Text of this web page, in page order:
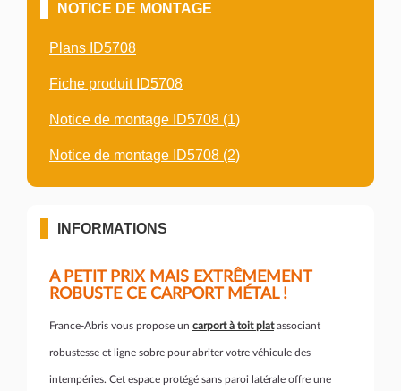
NOTICE DE MONTAGE
Plans ID5708
Fiche produit ID5708
Notice de montage ID5708 (1)
Notice de montage ID5708 (2)
INFORMATIONS
A PETIT PRIX MAIS EXTRÊMEMENT
ROBUSTE CE CARPORT MÉTAL !
France-Abris vous propose un carport à toit plat associant
robustesse et ligne sobre pour abriter votre véhicule des
intempéries. Cet espace protégé sans paroi latérale offre une